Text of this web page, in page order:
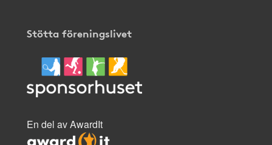
Stötta föreningslivet
En del av AwardIt